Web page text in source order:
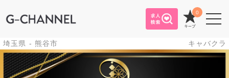
0
キャバクラ
埼玉県 - 熊谷市